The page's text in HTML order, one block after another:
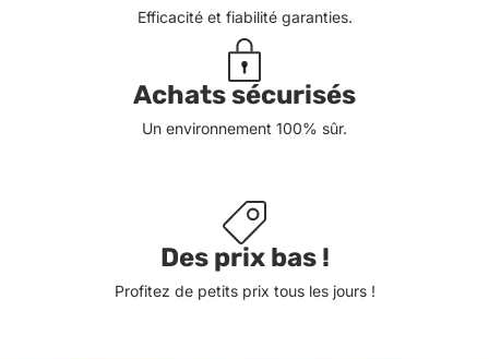
Efficacité et fiabilité garanties.
Achats sécurisés
Un environnement 100% sûr.
Des prix bas !
Profitez de petits prix tous les jours !